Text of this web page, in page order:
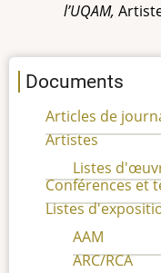
l’UQAM,
Documents
Articles de
Artistes
Listes
Conférences et
Listes
AAM
ARC/RCA